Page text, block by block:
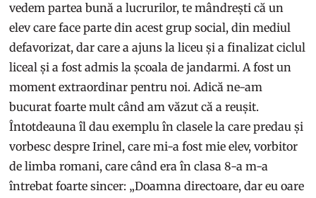
vedem partea bună a lucrurilor, te mândrești că un
elev care face parte din acest grup social, din mediul
defavorizat, dar care a ajuns la liceu și a finalizat ciclul
liceal și a fost admis la școala de jandarmi. A fost un
moment extraordinar pentru noi. Adică ne-am
bucurat foarte mult când am văzut că a reușit.
Întotdeauna îl dau exemplu în clasele la care predau și
vorbesc despre Irinel, care mi-a fost mie elev, vorbitor
de limba romani, care când era în clasa 8-a m-a
întrebat foarte sincer: „Doamna directoare, dar eu oare